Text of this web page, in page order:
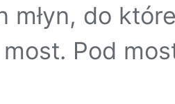
młyn, do
most. Pod